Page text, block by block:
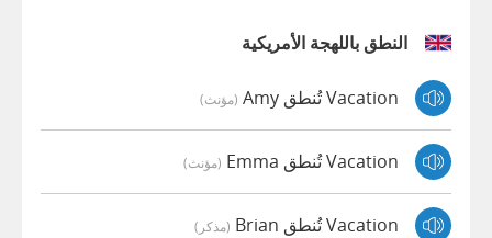
النطق باللهجة الأمريكية
Vacation تُنطق Amy (مؤنث)
Vacation تُنطق Emma (مؤنث)
Vacation تُنطق Brian (مذكر)